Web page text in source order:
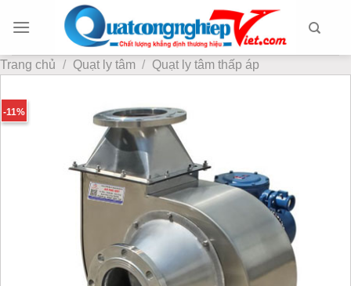
đến
dung
Trang chủ / Quạt ly tâm / Quạt ly tâm thấp áp
-11%